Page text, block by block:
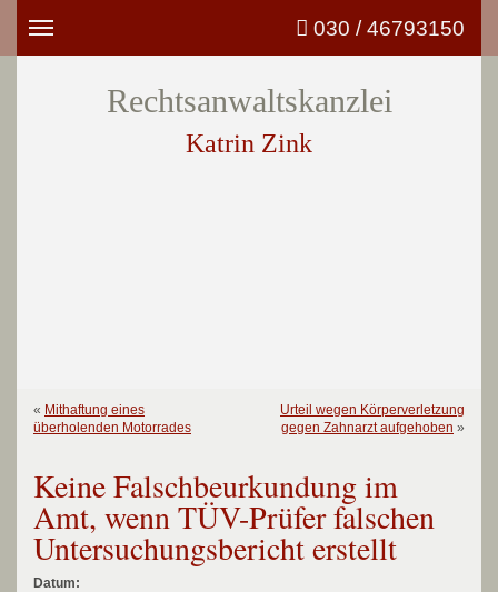
Toggle
030 / 46793150
Rechtsanwaltskanzlei
Katrin Zink
« Mithaftung eines
überholenden Motorrades
Urteil wegen Körperverletzung
gegen Zahnarzt aufgehoben »
Keine Falschbeurkundung im
Amt, wenn TÜV-Prüfer falschen
Untersuchungsbericht erstellt
Datum: